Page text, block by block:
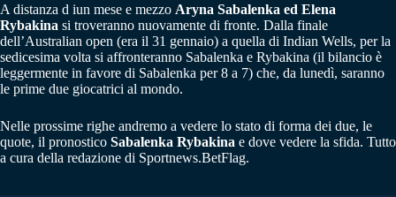
A distanza d iun mese e mezzo Aryna Sabalenka ed Elena
Rybakina si troveranno nuovamente di fronte. Dalla finale
dell’Australian open (era il 31 gennaio) a quella di Indian Wells, per la
sedicesima volta si affronteranno Sabalenka e Rybakina (il bilancio è
leggermente in favore di Sabalenka per 8 a 7) che, da lunedì, saranno
le prime due giocatrici al mondo.
Nelle prossime righe andremo a vedere lo stato di forma dei due, le
quote, il pronostico Sabalenka Rybakina e dove vedere la sfida. Tutto
a cura della redazione di Sportnews.BetFlag.